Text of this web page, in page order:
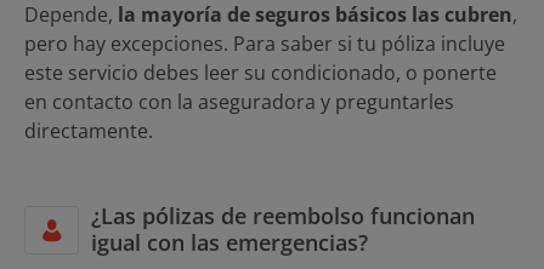
Depende, la mayoría de seguros básicos las cubren,
pero hay excepciones. Para saber si tu póliza incluye
este servicio debes leer su condicionado, o ponerte
en contacto con la aseguradora y preguntarles
directamente.
¿Las pólizas de reembolso funcionan
igual con las emergencias?